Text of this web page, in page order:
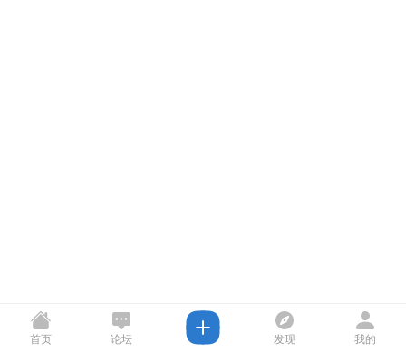
首页 论坛 发现 我的